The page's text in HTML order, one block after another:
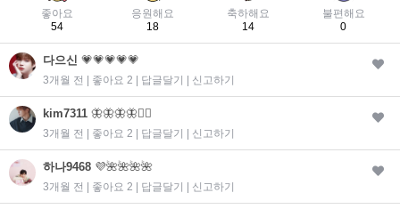
좋아요
54
응원해요
18
축하해요
14
불편해요
0
다으신 💗💗💗💗💗
3개월 전 | 좋아요 2 | 답글달기 신고하기
kim7311 🦋🦋🦋🦋❤️‍🔥
3개월 전 | 좋아요 2 | 답글달기 신고하기
하나9468 💜🌺🌺🌺🌺
3개월 전 | 좋아요 2 | 답글달기 신고하기